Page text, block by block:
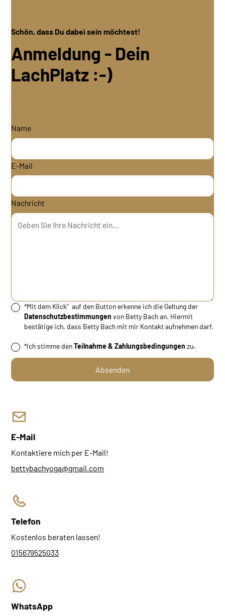
Schön, dass Du dabei sein möchtest!
Anmeldung - Dein
LachPlatz :-)
Name
E-Mail
Nachricht
*Mit dem Klick" auf den Button erkenne ich die Geltung der
Datenschutzbestimmungen von Betty Bach an. Hiermit
bestätige ich, dass Betty Bach mit mir Kontakt aufnehmen darf.
*Ich stimme denTeilnahme & Zahlungsbedingungen zu.
E-Mail
Kontaktiere mich per E-Mail!
bettybachyoga@gmail.com
Telefon
Kostenlos beraten lassen!
015679525033
WhatsApp